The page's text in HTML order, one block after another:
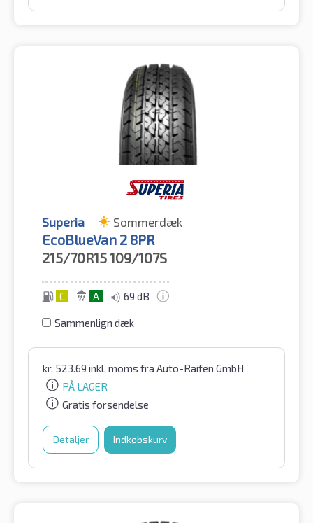
Superia Sommerdæk
EcoBlueVan 2 8PR
215/70R15109/107S
C A 69 dB
Sammenlign dæk
kr. 523.69 inkl. moms fra Auto-Raifen GmbH
PÅ LAGER
Gratis forsendelse
Detaljer Indkøbskurv